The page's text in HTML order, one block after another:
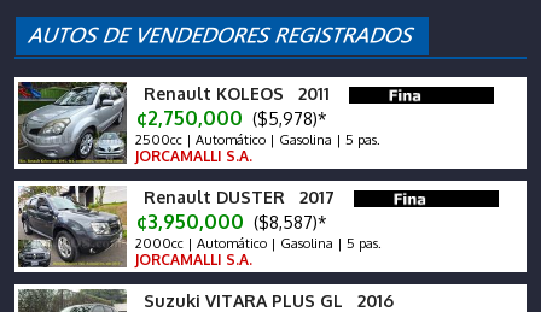
Renault KOLEOS 2011
¢2,750,000 ($5,978)*
2500cc | Automático | Gasolina | 5 pas.
JORCAMALLI S.A.
Renault DUSTER 2017
¢3,950,000 ($8,587)*
2000cc | Automático | Gasolina | 5 pas.
JORCAMALLI S.A.
Suzuki VITARA PLUS GL 2016